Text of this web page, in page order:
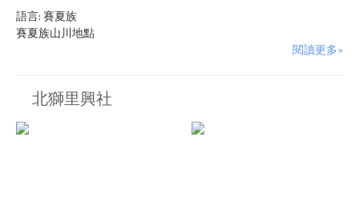
語言: 賽夏族
賽夏族山川地點
閱讀更多»
北獅里興社